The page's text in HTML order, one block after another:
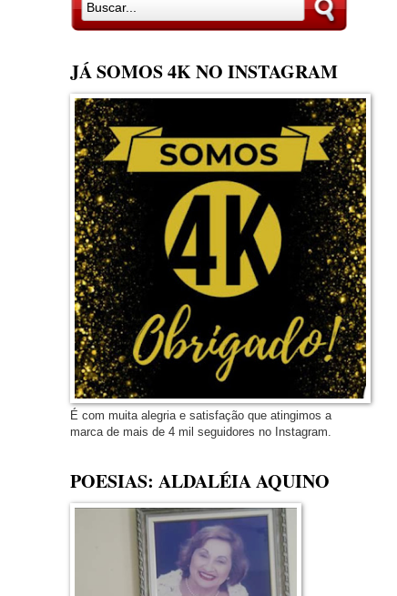
JÁ SOMOS 4K NO INSTAGRAM
É com muita alegria e satisfação que atingimos a
marca de mais de 4 mil seguidores no Instagram.
POESIAS: ALDALÉIA AQUINO